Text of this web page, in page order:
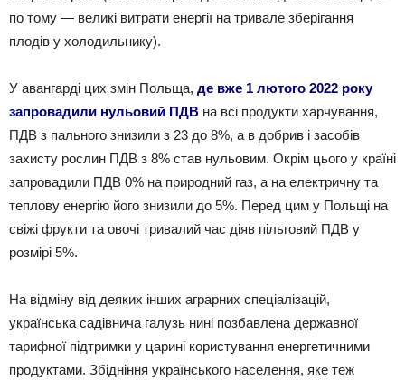
по тому — великі витрати енергії на тривале зберігання
плодів у холодильнику).
У авангарді цих змін Польща, де вже 1 лютого 2022 року
запровадили нульовий ПДВ на всі продукти харчування,
ПДВ з пального знизили з 23 до 8%, а в добрив і засобів
захисту рослин ПДВ з 8% став нульовим. Окрім цього у країні
запровадили ПДВ 0% на природний газ, а на електричну та
теплову енергію його знизили до 5%. Перед цим у Польщі на
свіжі фрукти та овочі тривалий час діяв пільговий ПДВ у
розмірі 5%.
На відміну від деяких інших аграрних спеціалізацій,
українська садівнича галузь нині позбавлена державної
тарифної підтримки у царині користування енергетичними
продуктами. Збідніння українського населення, яке теж